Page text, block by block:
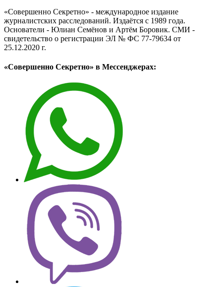
«Совершенно Секретно» - международное издание
журналистских расследований. Издаётся с 1989 года.
Основатели - Юлиан Семёнов и Артём Боровик. CМИ -
свидетельство о регистрации ЭЛ № ФС 77-79634 от
25.12.2020 г.
«Совершенно Секретно» в Мессенджерах: